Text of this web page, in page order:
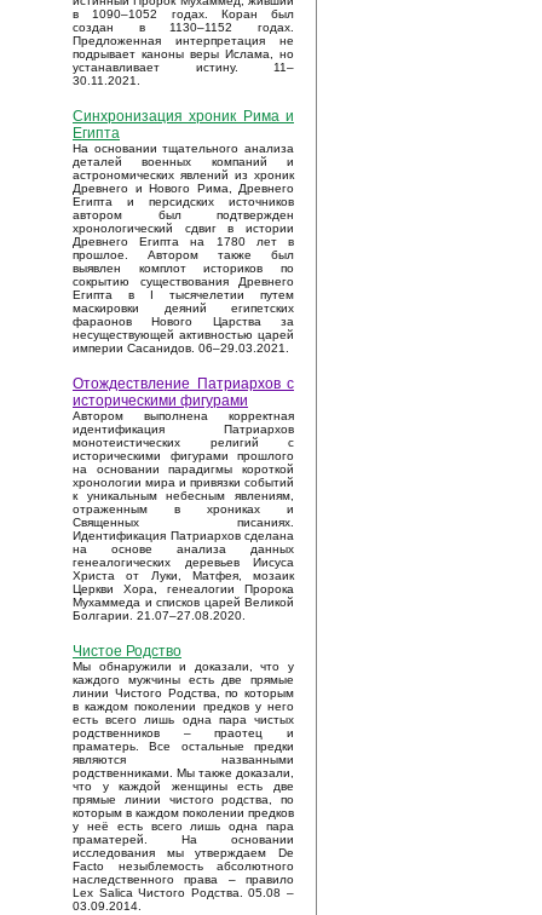
в 1090–1052 годах. Коран был
создан в 1130–1152 годах.
Предложенная интерпретация не
подрывает каноны веры Ислама, но
устанавливает истину. 11–
30.11.2021.
Синхронизация хроник Рима и
Египта
На основании тщательного анализа
деталей военных компаний и
астрономических явлений из хроник
Древнего и Нового Рима, Древнего
Египта и персидских источников
автором был подтвержден
хронологический сдвиг в истории
Древнего Египта на 1780 лет в
прошлое. Автором также был
выявлен комплот историков по
сокрытию существования Древнего
Египта в I тысячелетии путем
маскировки деяний египетских
фараонов Нового Царства за
несуществующей активностью царей
империи Сасанидов. 06–29.03.2021.
Отождествление Патриархов с
историческими фигурами
Автором выполнена корректная
идентификация Патриархов
монотеистических религий с
историческими фигурами прошлого
на основании парадигмы короткой
хронологии мира и привязки событий
к уникальным небесным явлениям,
отраженным в хрониках и
Священных писаниях.
Идентификация Патриархов сделана
на основе анализа данных
генеалогических деревьев Иисуса
Христа от Луки, Матфея, мозаик
Церкви Хора, генеалогии Пророка
Мухаммеда и списков царей Великой
Болгарии. 21.07–27.08.2020.
Чистое Родство
Мы обнаружили и доказали, что у
каждого мужчины есть две прямые
линии Чистого Родства, по которым
в каждом поколении предков у него
есть всего лишь одна пара чистых
родственников – праотец и
праматерь. Все остальные предки
являются названными
родственниками. Мы также доказали,
что у каждой женщины есть две
прямые линии чистого родства, по
которым в каждом поколении предков
у неё есть всего лишь одна пара
праматерей. На основании
исследования мы утверждаем De
Facto незыблемость абсолютного
наследственного права – правило
Lex Salica Чистого Родства. 05.08 –
03.09.2014.